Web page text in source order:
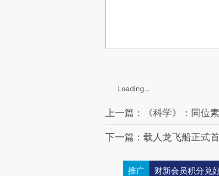
Loading...
上一篇：《科学》：同位
下一篇：载人龙飞船正式
推广 财新会员积分兑